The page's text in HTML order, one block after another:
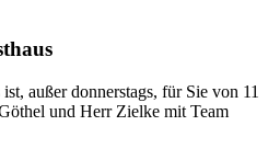
außer donnerstags, für Sie von 11
und Herr Zielke mit Team